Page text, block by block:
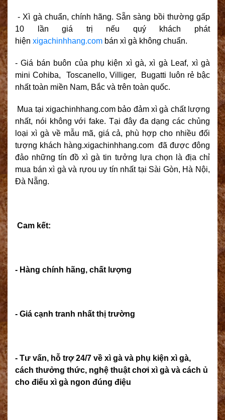
- Xì gà chuẩn, chính hãng. Sẵn sàng bồi thường gấp
10 lần giá trị nếu quý khách phát
hiện xigachinhhang.com bán xì gà không chuẩn.
- Giá bán buôn của phụ kiện xì gà, xì gà Leaf, xì gà
mini Cohiba, Toscanello, Villiger, Bugatti luôn rẻ bậc
nhất toàn miền Nam, Bắc và trên toàn quốc.
Mua tại xigachinhhang.com bảo đảm xì gà chất lượng
nhất, nói không với fake. Tại đây đa dạng các chủng
loại xì gà về mẫu mã, giá cả, phù hợp cho nhiều đối
tượng khách hàng.xigachinhhang.com đã được đông
đảo những tín đồ xì gà tin tưởng lựa chọn là địa chỉ
mua bán xì gà và rựou uy tín nhất tại Sài Gòn, Hà Nội,
Đà Nẵng.
Cam kết:
- Hàng chính hãng, chất lượng
- Giá cạnh tranh nhất thị trường
- Tư vấn, hỗ trợ 24/7 về xì gà và phụ kiện xì gà,
cách thưởng thức, nghệ thuật chơi xì gà và cách ủ
cho điếu xì gà ngon đúng điệu